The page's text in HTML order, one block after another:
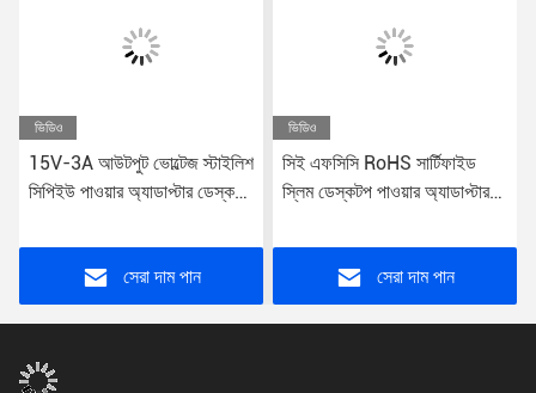
ভিডিও
15V-3A আউটপুট ভোল্টেজ স্টাইলিশ
সিপিইউ পাওয়ার অ্যাডাপ্টার ডেস্কটপ
টাওয়ার পাওয়ার প্লাগ
সেরা দাম পান
ভিডিও
সিই এফসিসি RoHS সার্টিফাইড
স্লিম ডেস্কটপ পাওয়ার অ্যাডাপ্টার
আউটপুট
সেরা দাম পান